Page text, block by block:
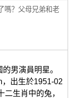
嗎？父母兄弟和老
男演員明星。
出生於1951-02
生肖中的兔，